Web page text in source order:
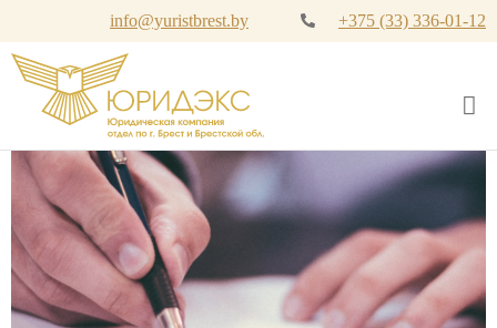
info@yuristbrest.by +375 (33) 336-01-12